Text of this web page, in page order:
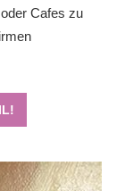
Cafes zu